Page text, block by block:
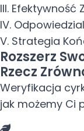
III. Efektywność
IV.
V. Strategia
Rozszerz
Rzecz
Weryfikacja
jak możemy Ci